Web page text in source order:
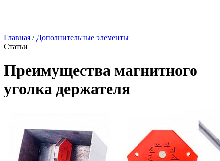
Главная / Дополнительные элементы
Статьи
Преимущества магнитного
уголка держателя